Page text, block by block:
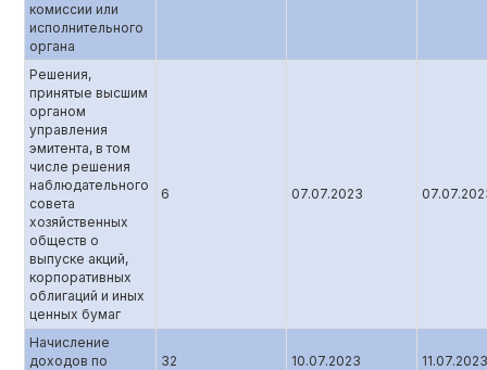
комиссии или
исполнительного
органа
Решения,
принятые высшим
органом
управления
эмитента, в том
числе решения
наблюдательного
совета
хозяйственных
обществ о
выпуске акций,
корпоративных
облигаций и иных
ценных бумаг
6 07.07.2023
Начисление
доходов по
32 10.07.2023 11.07.2023